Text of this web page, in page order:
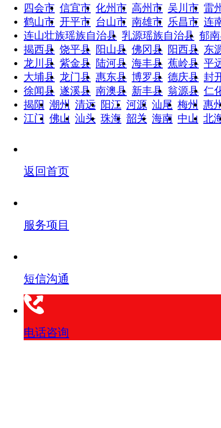
四会市 信宜市 化州市 高州市 吴川市 雷
鹤山市 开平市 台山市 南雄市 乐昌市 连
连山壮族瑶族自治县 乳源瑶族自治县 郁
揭西县 饶平县 阳山县 佛冈县 阳西县 东
龙川县 紫金县 陆河县 海丰县 蕉岭县 平
大埔县 龙门县 惠东县 博罗县 德庆县 封
徐闻县 遂溪县 南澳县 新丰县 翁源县 仁
揭阳 潮州 清远 阳江 河源 汕尾 梅州 惠
江门 佛山 汕头 珠海 韶关 海南 中山 北
返回首页
服务项目
短信沟通
电话咨询